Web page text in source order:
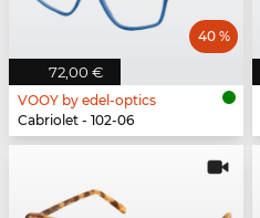
72,00 €
40 %
VOOY by edel-optics
Cabriolet - 102-06